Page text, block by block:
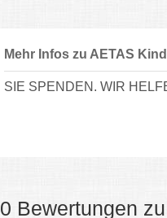
Mehr Infos zu AETAS
SIE SPENDEN. WIR
0 Bewertungen